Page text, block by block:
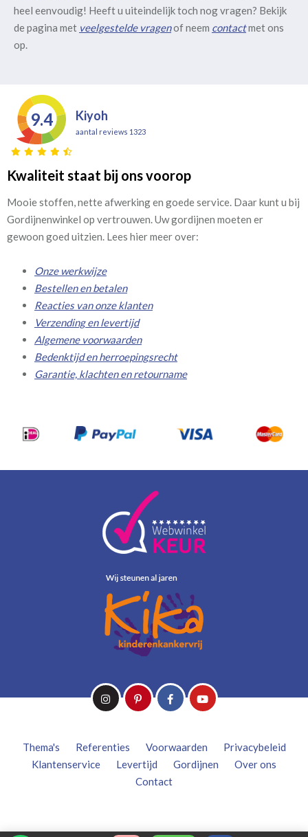
heel eenvoudig! Heeft u uiteindelijk toch nog vragen? Bekijk
de pagina met veelgestelde vragenof neem contactmet ons
op.
9.4 Kiyoh
aantal reviews 1323
Kwaliteit staat bij ons voorop
Mooie stoffen, nette afwerking en goede service. Daar kunt u bij
Gordijnenwinkel op vertrouwen. Uw gordijnen moeten er
gewoon goed uitzien. Lees hier meer over:
Onze werkwijze
Bestellen en betalen
Reacties van onze klanten
Verzending en levertijd
Algemene voorwaarden
Bedenktijd en herroepingsrecht
Garantie, klachten en retourname
Thema's Referenties Voorwaarden
Privacybeleid
Klantenservice
Levertijd Gordijnen
Over ons
Contact